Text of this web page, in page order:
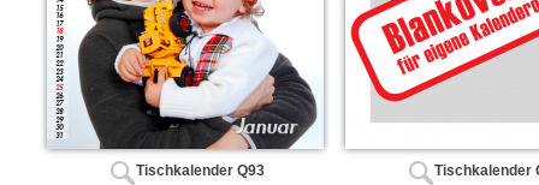
Tischkalender Q93 Tischkalender